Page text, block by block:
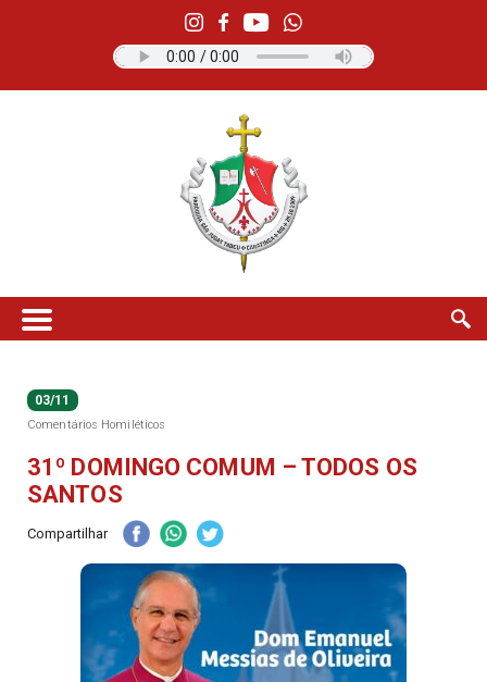
03/11
Comentários Homiléticos
31º DOMINGO COMUM – TODOS OS
SANTOS
Compartilhar